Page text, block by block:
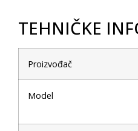
TEHNIČKE
Proizvođač
Model